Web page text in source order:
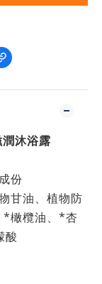
沐浴露
份
甘油、植物防
*橄欖油、*杏
酸